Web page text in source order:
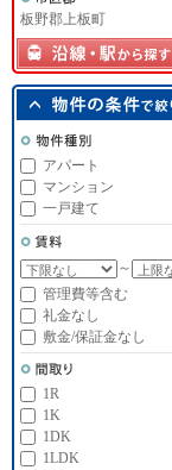
板野郡上板町
アパート
マンション
一戸建て
～
管理費等含む
礼金なし
敷金/保証金なし
1R
1K
1DK
1LDK